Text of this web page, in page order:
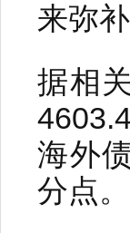
来弥
据相
海外
分点。